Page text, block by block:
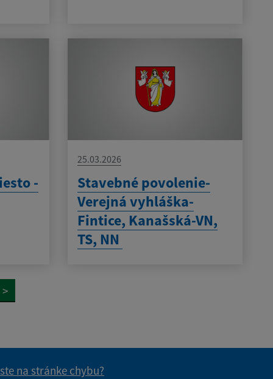
-
25.03.2026
Stavebné povolenie-
Verejná vyhláška-
Fintice, Kanašská-VN,
TS, NN
>
na stránke chybu?